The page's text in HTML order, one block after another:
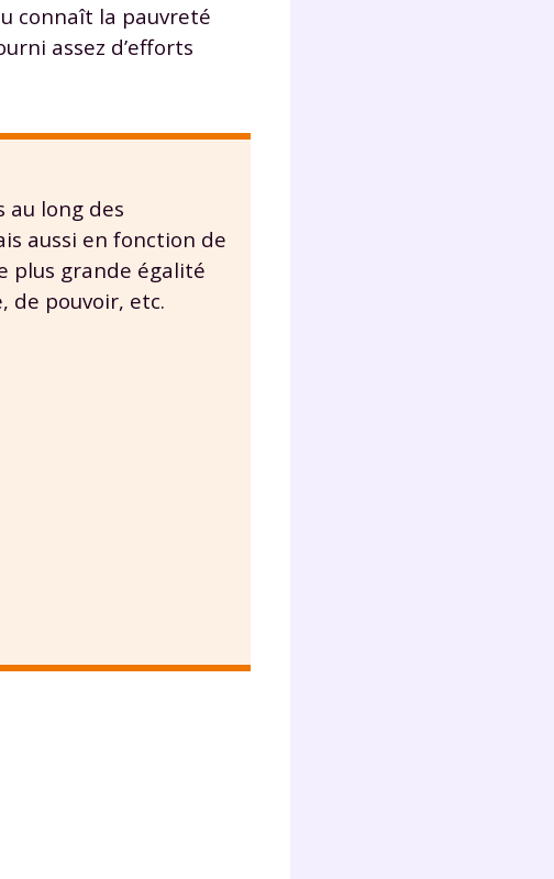
connaît la pauvreté
assez d’efforts
au long des
aussi en fonction de
plus grande égalité
de pouvoir, etc.